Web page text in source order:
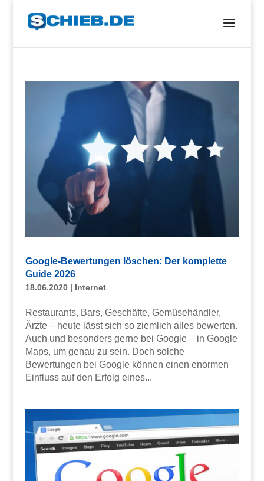
Google-Bewertungen löschen: Der komplette
Guide 2026
18.06.2020| Internet
Restaurants, Bars, Geschäfte, Gemüsehändler,
Ärzte – heute lässt sich so ziemlich alles bewerten.
Auch und besonders gerne bei Google – in Google
Maps, um genau zu sein. Doch solche
Bewertungen bei Google können einen enormen
Einfluss auf den Erfolg eines...